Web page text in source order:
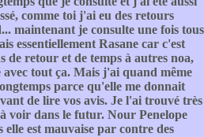
comme toi j'ai eu des retours
maintenant je consulte une fois tous
essentiellement Rasane car c'est
de retour et de temps à autres noa,
tout ça. Mais j'ai quand même
parce qu'elle me donnait
de lire vos avis. Je l'ai trouvé très
voir dans le futur. Nour Penelope
est mauvaise par contre des